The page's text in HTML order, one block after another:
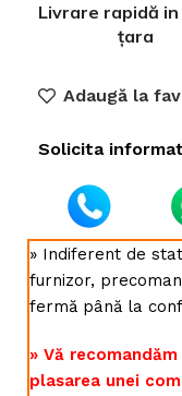
Livrare rapidă
țara
Adaugă la
Solicita
» Indiferent de
furnizor,
fermă până la
» Vă
plasarea unei